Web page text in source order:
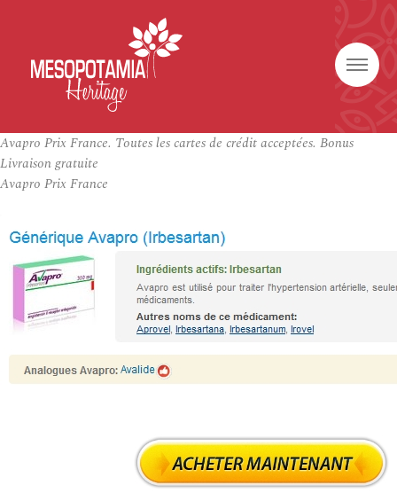
Avapro Prix France. Toutes les cartes de crédit acceptées. Bonus
Livraison gratuite
Avapro Prix France